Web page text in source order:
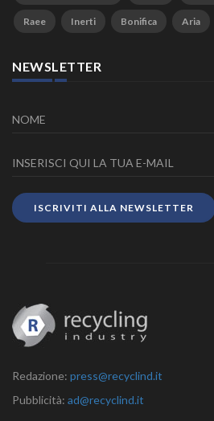
Raee Inerti Bonifica Aria
NEWSLETTER
ISCRIVITI ALLA NEWSLETTER
Redazione: press@recyclind.it
Pubblicità: ad@recyclind.it